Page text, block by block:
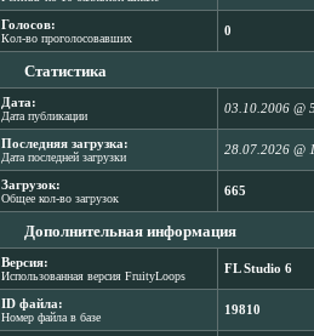
Голосов:
Кол-во проголосовавших
0
Статистика
Дата:
Дата публикации
03.10.2006 @
Последняя загрузка:
Дата последней загрузки
28.07.2026 @
Загрузок:
Общее кол-во загрузок
665
Дополнительная информация
Версия:
Использованная версия FruityLoops
FL Studio 6
ID файла:
Номер файла в базе
19810